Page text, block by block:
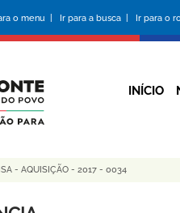
o menu | Ir para a busca | Ir para o
INÍCIO
- AQUISIÇÃO - 2017 - 0034